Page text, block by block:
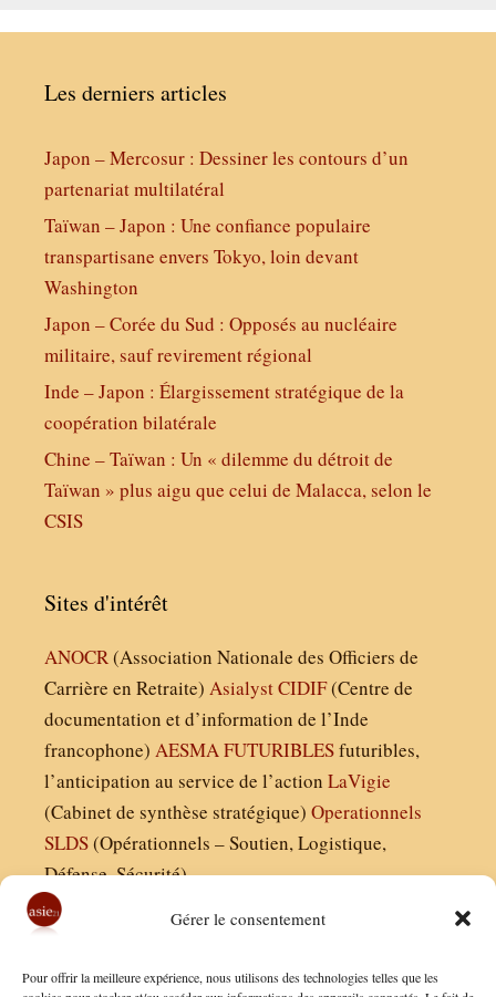
Gérer le consentement
Pour offrir la meilleure expérience, nous utilisons des technologies telles que les
Les derniers articles
Japon – Mercosur : Dessiner les contours d’un
partenariat multilatéral
Taïwan – Japon : Une confiance populaire
transpartisane envers Tokyo, loin devant
Washington
Japon – Corée du Sud : Opposés au nucléaire
militaire, sauf revirement régional
Inde – Japon : Élargissement stratégique de la
coopération bilatérale
Chine – Taïwan : Un « dilemme du détroit de
Taïwan » plus aigu que celui de Malacca, selon le
CSIS
Sites d'intérêt
ANOCR(Association Nationale des Officiers de
Carrière en Retraite) AsialystCIDIF(Centre de
documentation et d’information de l’Inde
francophone) AESMAFUTURIBLESfuturibles,
l’anticipation au service de l’action LaVigie
(Cabinet de synthèse stratégique) Operationnels
SLDS(Opérationnels – Soutien, Logistique,
Défense, Sécurité)